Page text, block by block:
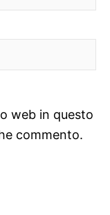
web in questo
commento.